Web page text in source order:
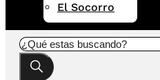
El Socorro
Buscar